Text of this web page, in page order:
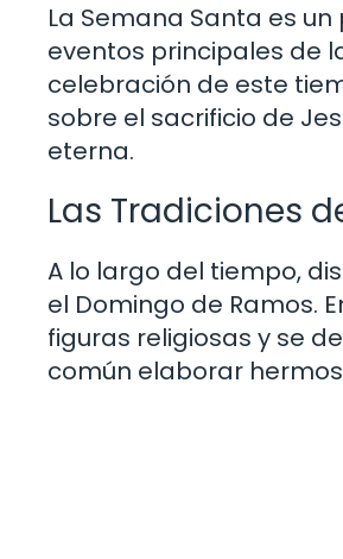
La Semana Santa es
eventos principales de
celebración de este
sobre el sacrificio de
eterna.
Las Tradiciones
A lo largo del tiempo,
el Domingo de Ramos.
figuras religiosas y se
común elaborar